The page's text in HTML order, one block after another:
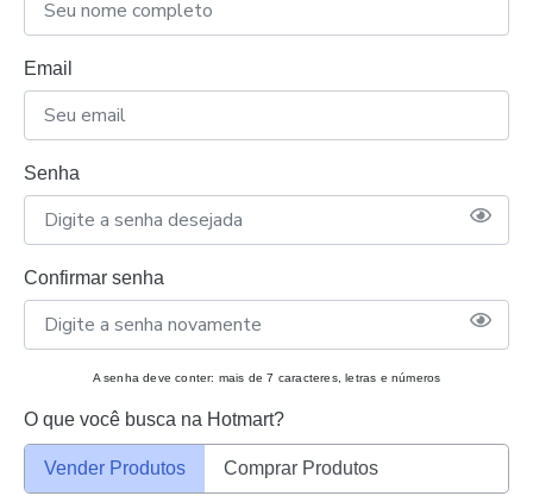
Email
Senha
Confirmar senha
A senha deve conter: mais de 7 caracteres, letras e números
O que você busca na Hotmart?
Vender Produtos Comprar Produtos